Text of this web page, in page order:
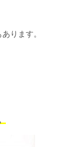
ります。